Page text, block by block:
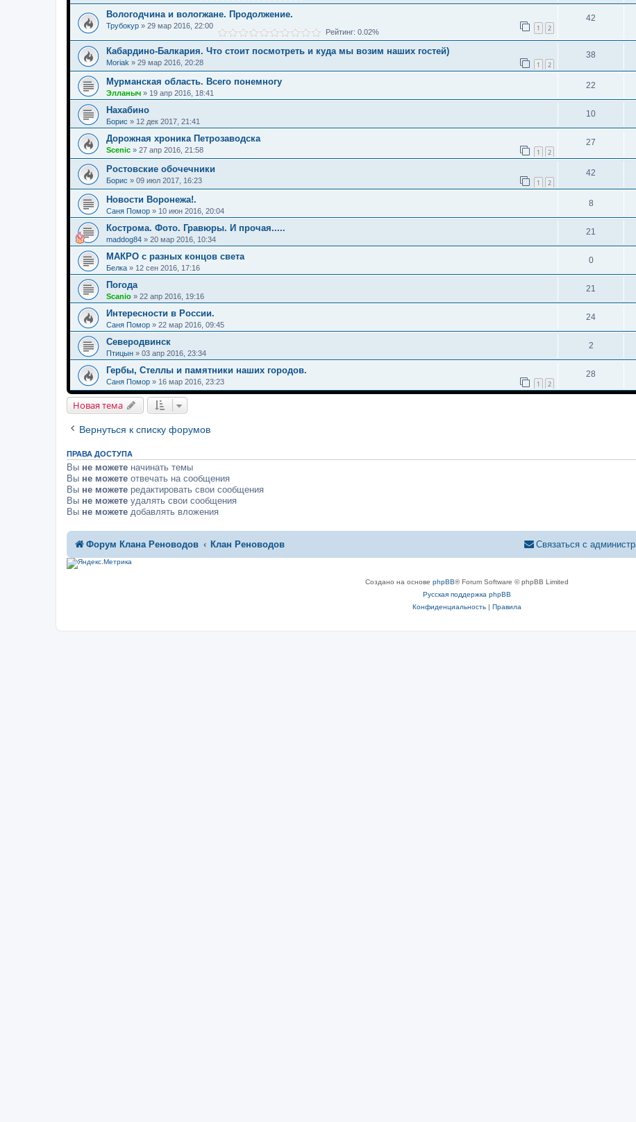
Вологодчина и вологжане. Продолжение.
Трубокур » 29 мар 2016, 22:00 1 2
Рейтинг: 0.02%
42
Кабардино-Балкария. Что стоит посмотреть и куда мы возим наших гостей)
Moriak » 29 мар 2016, 20:28 1 2
38
Мурманская область. Всего понемногу
Элланыч » 19 апр 2016, 18:41
22
Нахабино
Борис » 12 дек 2017, 21:41
10
Дорожная хроника Петрозаводска
Scenic » 27 апр 2016, 21:58 1 2
27
Ростовские обочечники
Борис » 09 июл 2017, 16:23 1 2
42
Новости Воронежа!.
Саня Помор » 10 июн 2016, 20:04
8
Кострома. Фото. Гравюры. И прочая.....
maddog84 » 20 мар 2016, 10:34
21
МАКРО с разных концов света
Белка » 12 сен 2016, 17:16
0
Погода
Scanio » 22 апр 2016, 19:16
21
Интересности в России.
Саня Помор » 22 мар 2016, 09:45
24
Северодвинск
Птицын » 03 апр 2016, 23:34
2
Гербы, Стеллы и памятники наших городов.
Саня Помор » 16 мар 2016, 23:23 1 2
28
Новая тема
Вернуться к списку форумов
ПРАВА ДОСТУПА
Вы не можете начинать темы
Вы не можете отвечать на сообщения
Вы не можете редактировать свои сообщения
Вы не можете удалять свои сообщения
Вы не можете добавлять вложения
Форум Клана Реноводов Клан Реноводов Связаться с
Создано на основе phpBB® Forum Software © phpBB Limited
Русская поддержка phpBB
Конфиденциальность| Правила